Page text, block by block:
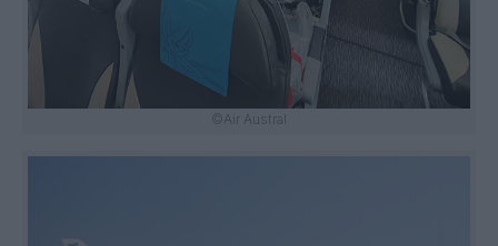
©Air Austral